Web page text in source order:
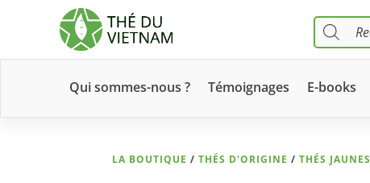
Products
search
Qui sommes-nous ? Témoignages E-books
LA BOUTIQUE /THÉS D'ORIGINE /THÉS JAUNES